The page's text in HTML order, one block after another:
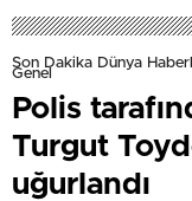
Son Dakika Dünya
Genel
Polis
Turgut
uğurlandı